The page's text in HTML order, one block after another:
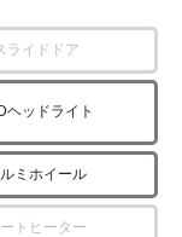
ライドドア
ヘッドライト
ミホイール
トヒーター